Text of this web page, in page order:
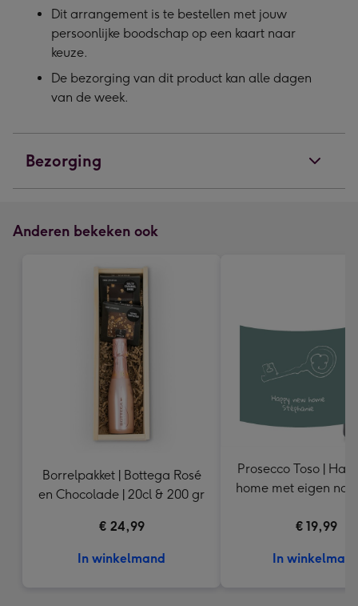
Dit arrangement is te bestellen met jouw
persoonlijke boodschap op een kaart naar
keuze.
De bezorging van dit product kan alle dagen
van de week.
Bezorging
Anderen bekeken ook
Borrelpakket | Bottega Rosé
en Chocolade | 20cl & 200 gr
€ 24,99
In winkelmand
Prosecco Toso |
home met eigen
€ 19,99
In